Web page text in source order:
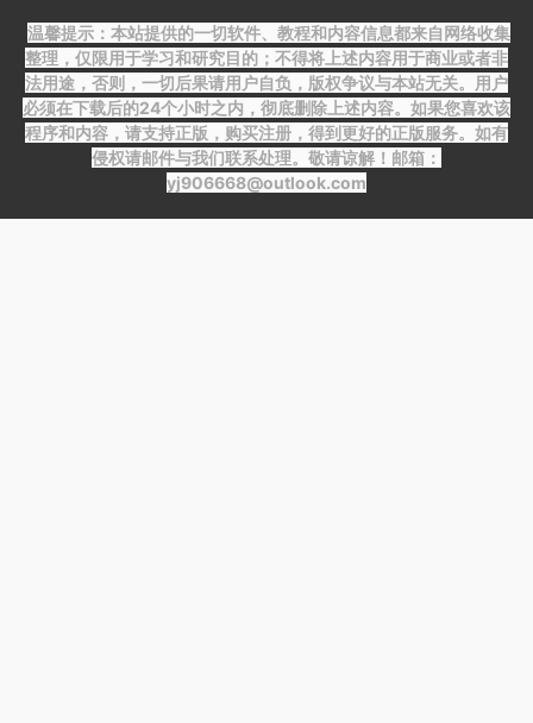
温馨提示：本站提供的一切软件、教程和内容信息都来自网络收集
整理，仅限用于学习和研究目的；不得将上述内容用于商业或者非
法用途，否则，一切后果请用户自负，版权争议与本站无关。用户
必须在下载后的24个小时之内，彻底删除上述内容。如果您喜欢该
程序和内容，请支持正版，购买注册，得到更好的正版服务。如有
侵权请邮件与我们联系处理。敬请谅解！邮箱：
yj906668@outlook.com